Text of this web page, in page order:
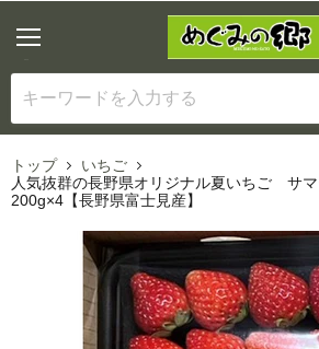
ニ
ュ
ー
トップ
いちご
人気抜群の長野県オリジナル夏いちご サ
200g×4【長野県富士見産】